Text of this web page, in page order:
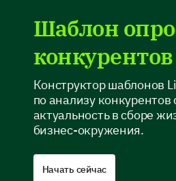
Шаблон
Конструктор шаблонов
по анализу
актуальность в сборе
бизнес-окружения.
Начать сейчас